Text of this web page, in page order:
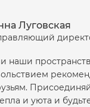
Луговская
наши
и уюта и